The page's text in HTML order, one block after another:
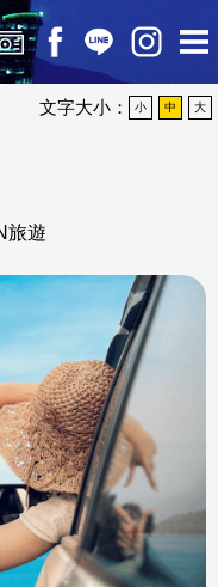
文字大小： 小 中 大
旅遊